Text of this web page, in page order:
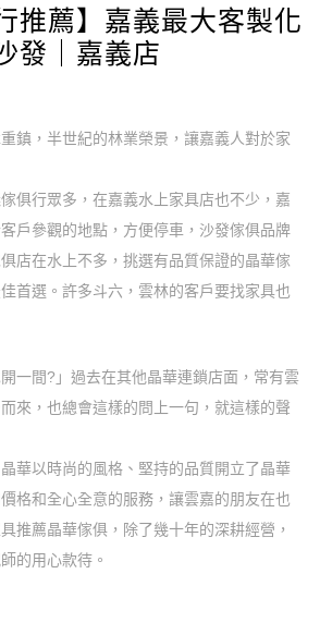
推薦】嘉義最大客製化
發｜嘉義店
鎮，半世紀的林業榮景，讓嘉義人對於家
俱行眾多，在嘉義水上家具店也不少，嘉
戶參觀的地點，方便停車，沙發傢俱品牌
店在水上不多，挑選有品質保證的晶華傢
首選。許多斗六，雲林的客戶要找家具也
開一間?」過去在其他晶華連鎖店面，常有雲
來，也總會這樣的問上一句，就這樣的聲
華以時尚的風格、堅持的品質開立了晶華
價格和全心全意的服務，讓雲嘉的朋友在也
推薦晶華傢俱，除了幾十年的深耕經營，
的用心款待。